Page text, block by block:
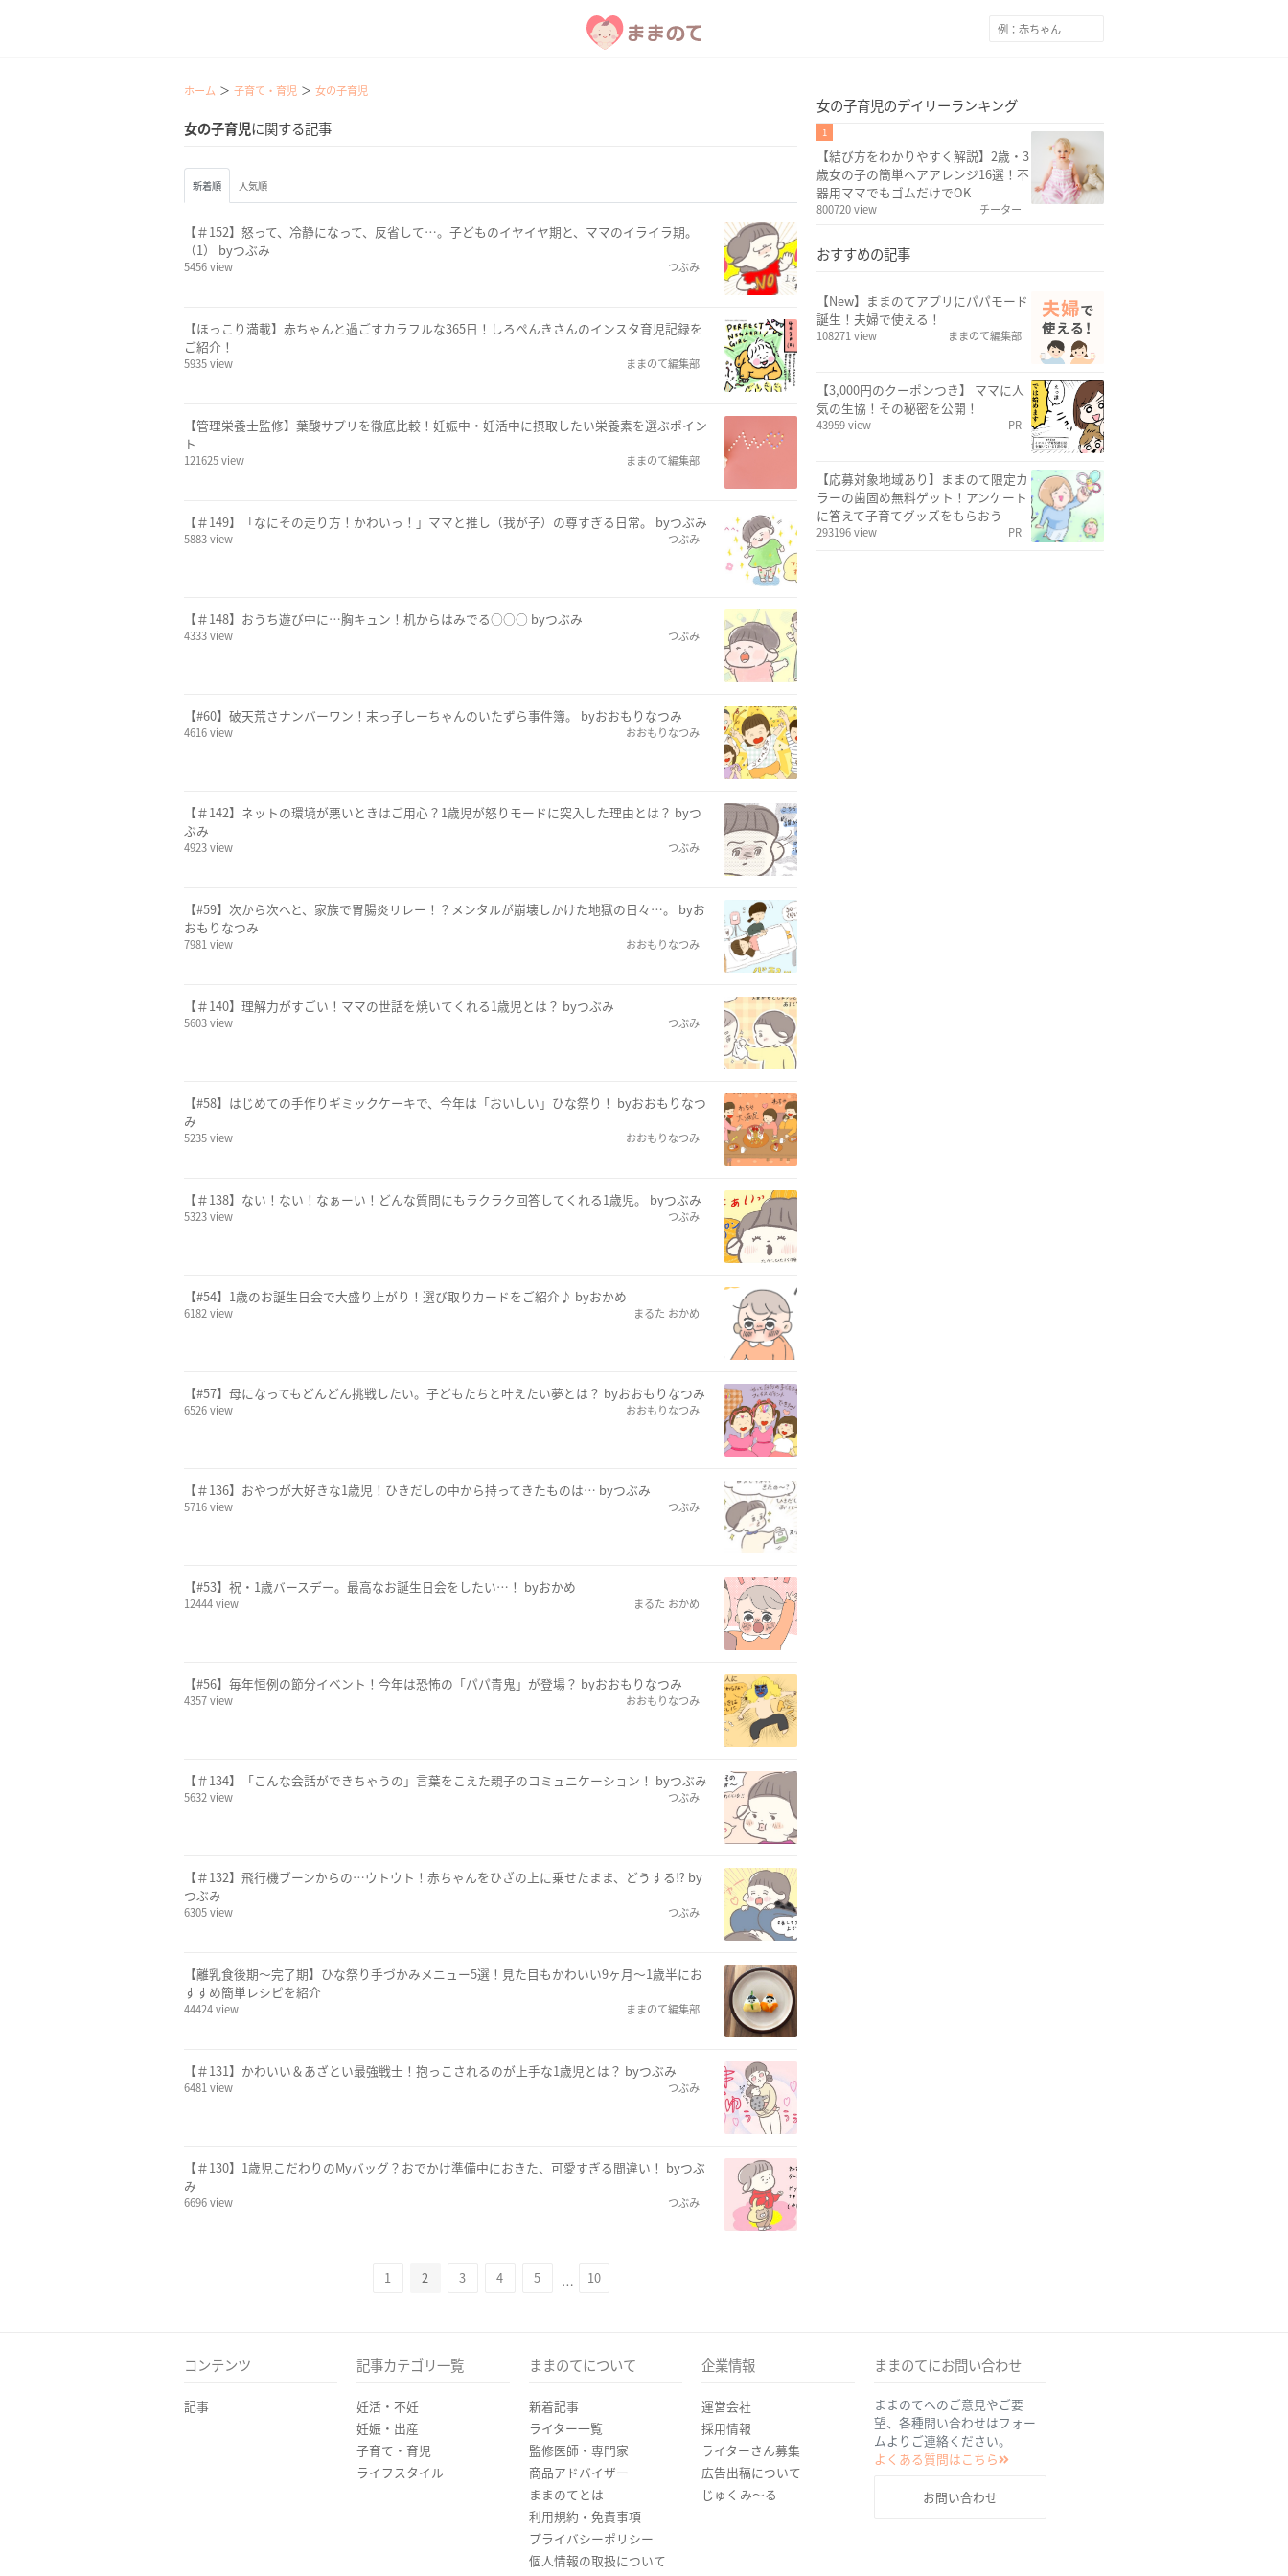
ホーム 子育て・育児 女の子育児
女の子育児に関する記事
新着順 人気順
【＃152】怒って、冷静になって、反省して…。子どものイヤイヤ期と、ママのイライラ期。
（1） byつぶみ
5456 view つぶみ
【ほっこり満載】赤ちゃんと過ごすカラフルな365日！しろぺんきさんのインスタ育児記録を
ご紹介！
5935 view ままのて編集部
【管理栄養士監修】葉酸サプリを徹底比較！妊娠中・妊活中に摂取したい栄養素を選ぶポイン
ト
121625 view ままのて編集部
【＃149】「なにその走り方！かわいっ！」ママと推し（我が子）の尊すぎる日常。 byつぶみ
5883 view つぶみ
【＃148】おうち遊び中に…胸キュン！机からはみでる○○○ byつぶみ
4333 view つぶみ
【#60】破天荒さナンバーワン！末っ子しーちゃんのいたずら事件簿。 byおおもりなつみ
4616 view おおもりなつみ
【＃142】ネットの環境が悪いときはご用心？1歳児が怒りモードに突入した理由とは？ byつ
ぶみ
4923 view つぶみ
【#59】次から次へと、家族で胃腸炎リレー！？メンタルが崩壊しかけた地獄の日々…。 byお
おもりなつみ
7981 view おおもりなつみ
【＃140】理解力がすごい！ママの世話を焼いてくれる1歳児とは？ byつぶみ
5603 view つぶみ
【#58】はじめての手作りギミックケーキで、今年は「おいしい」ひな祭り！ byおおもりなつ
み
5235 view おおもりなつみ
【＃138】ない！ない！なぁーい！どんな質問にもラクラク回答してくれる1歳児。 byつぶみ
5323 view つぶみ
【#54】1歳のお誕生日会で大盛り上がり！選び取りカードをご紹介♪ byおかめ
6182 view まるた おかめ
【#57】母になってもどんどん挑戦したい。子どもたちと叶えたい夢とは？ byおおもりなつみ
6526 view おおもりなつみ
【＃136】おやつが大好きな1歳児！ひきだしの中から持ってきたものは… byつぶみ
5716 view つぶみ
【#53】祝・1歳バースデー。最高なお誕生日会をしたい…！ byおかめ
12444 view まるた おかめ
【#56】毎年恒例の節分イベント！今年は恐怖の「パパ青鬼」が登場？ byおおもりなつみ
4357 view おおもりなつみ
【＃134】「こんな会話ができちゃうの」言葉をこえた親子のコミュニケーション！ byつぶみ
5632 view つぶみ
【＃132】飛行機ブーンからの…ウトウト！赤ちゃんをひざの上に乗せたまま、どうする⁉︎ by
つぶみ
6305 view つぶみ
【離乳食後期〜完了期】ひな祭り手づかみメニュー5選！見た目もかわいい9ヶ月〜1歳半にお
すすめ簡単レシピを紹介
44424 view ままのて編集部
【＃131】かわいい＆あざとい最強戦士！抱っこされるのが上手な1歳児とは？ byつぶみ
6481 view つぶみ
【＃130】1歳児こだわりのMyバッグ？おでかけ準備中におきた、可愛すぎる間違い！ byつぶ
み
6696 view つぶみ
1 2 3 4 5 … 10
女の子育児のデイリーランキング
1
【結び方をわかりやすく解説】2歳・3
歳女の子の簡単ヘアアレンジ16選！不
器用ママでもゴムだけでOK
800720 view チーター
おすすめの記事
【New】ままのてアプリにパパモード
誕生！夫婦で使える！
108271 view ままのて編集部
【3,000円のクーポンつき】 ママに人
気の生協！その秘密を公開！
43959 view PR
【応募対象地域あり】ままのて限定カ
ラーの歯固め無料ゲット！アンケート
に答えて子育てグッズをもらおう
293196 view PR
コンテンツ
記事
記事カテゴリ一覧
妊活・不妊
妊娠・出産
子育て・育児
ライフスタイル
ままのてについて
新着記事
ライター一覧
監修医師・専門家
商品アドバイザー
ままのてとは
利用規約・免責事項
プライバシーポリシー
個人情報の取扱について
企業情報
運営会社
採用情報
ライターさん募集
広告出稿について
じゅくみ〜る
ままのてにお問い合わせ
ままのてへのご意見やご要
望、各種問い合わせはフォー
ムよりご連絡ください。
よくある質問はこちら
お問い合わせ